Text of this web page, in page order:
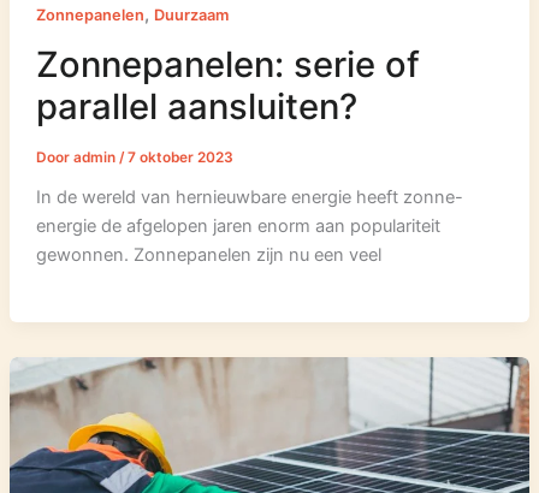
Zonnepanelen, Duurzaam
Zonnepanelen: serie of
parallel aansluiten?
Door admin /7 oktober 2023
In de wereld van hernieuwbare energie heeft zonne-
energie de afgelopen jaren enorm aan populariteit
gewonnen. Zonnepanelen zijn nu een veel